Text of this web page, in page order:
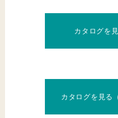
カタログを
カタログを見る